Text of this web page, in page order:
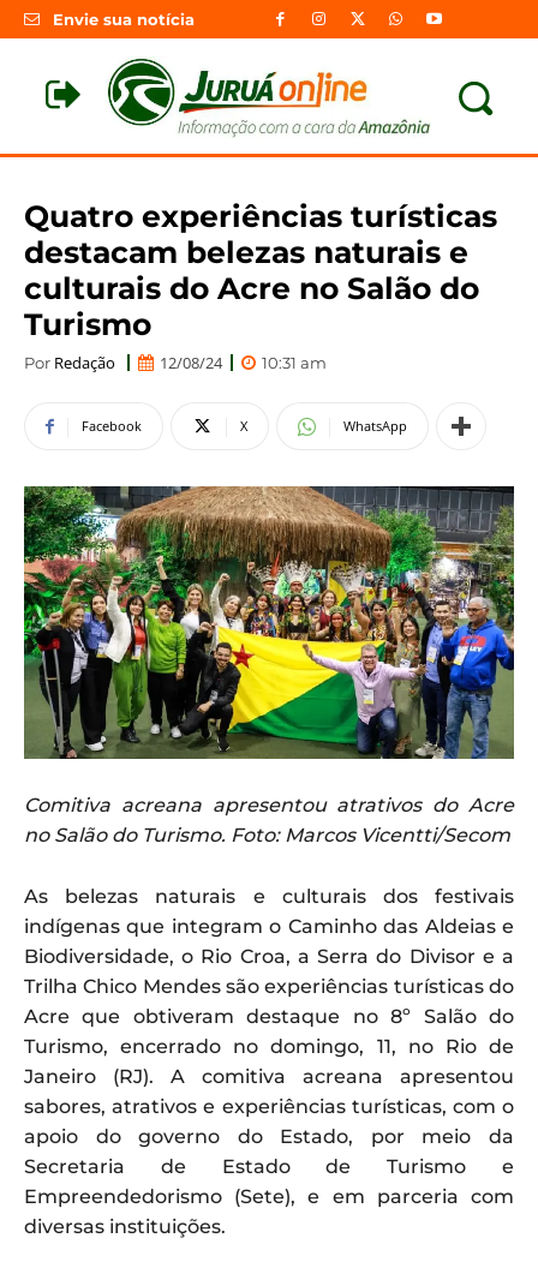
Envie sua notícia
Quatro experiências turísticas
destacam belezas naturais e
culturais do Acre no Salão do
Turismo
Por Redação 12/08/24 10:31 am
Facebook X WhatsApp
Comitiva acreana apresentou atrativos do Acre
no Salão do Turismo. Foto: Marcos Vicentti/Secom
As belezas naturais e culturais dos festivais
indígenas que integram o Caminho das Aldeias e
Biodiversidade, o Rio Croa, a Serra do Divisor e a
Trilha Chico Mendes são experiências turísticas do
Acre que obtiveram destaque no 8º Salão do
Turismo, encerrado no domingo, 11, no Rio de
Janeiro (RJ). A comitiva acreana apresentou
sabores, atrativos e experiências turísticas, com o
apoio do governo do Estado, por meio da
Secretaria de Estado de Turismo e
Empreendedorismo (Sete), e em parceria com
diversas instituições.